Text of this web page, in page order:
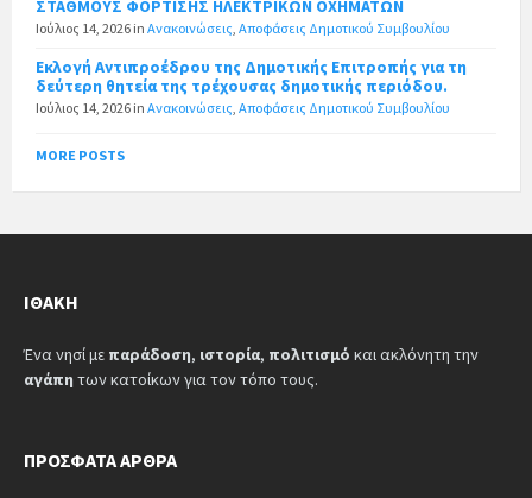
ΣΤΑΘΜΟΥΣ ΦΟΡΤΙΣΗΣ ΗΛΕΚΤΡΙΚΩΝ ΟΧΗΜΑΤΩΝ
Ιούλιος 14, 2026 in Ανακοινώσεις Αποφάσεις Δημοτικού Συμβουλίου
Εκλογή Αντιπροέδρου της Δημοτικής Επιτροπής για τη
δεύτερη θητεία της τρέχουσας δημοτικής περιόδου.
Ιούλιος 14, 2026 in Ανακοινώσεις Αποφάσεις Δημοτικού Συμβουλίου
MORE POSTS
ΙΘΆΚΗ
Ένα νησί με παράδοση, ιστορία, πολιτισμό και ακλόνητη την
αγάπη των κατοίκων για τον τόπο τους.
ΠΡΌΣΦΑΤΑ ΆΡΘΡΑ